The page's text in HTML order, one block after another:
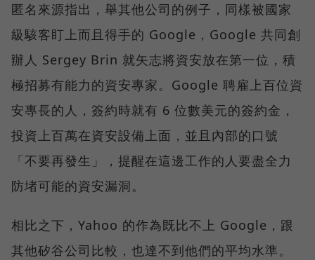
匿名來源指出，舉其他公司的例子，同樣被國家
級駭客盯上而且得手的 Google，Google 共同創
辦人 Sergey Brin 就矢志將資安放在第一位，積
極招募有能力的資安專家。Google 聘雇上百位資
安專長的人，簽約時就有 6 位數美元的簽約金，
投資上百萬在資安設備上面，並且內部的口號
「不要再發生」，提醒在這邊工作的人要盡全力
防堵可能的資安漏洞。
相比之下，Yahoo 的作為既比不上 Google，跟
其他矽谷公司比較，也達不到他們的平均水準。